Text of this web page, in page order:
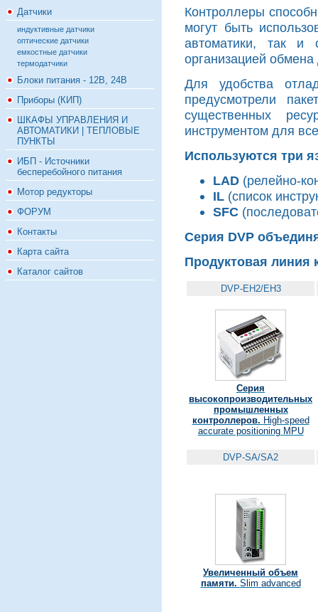
Датчики
индуктивные датчики
оптические датчики
емкостные датчики
термодатчики
Блоки питания - 12В, 24В
Приборы (КИП)
ШКАФЫ УПРАВЛЕНИЯ И
АВТОМАТИКИ | ТЕПЛОВЫЕ
ПУНКТЫ
ИБП - Источники
бесперебойного питания
Мотор редукторы
ФОРУМ
Контакты
Карта сайта
Каталог сайтов
Контроллеры
могут быть
автоматики, так и
организацией
Для удобства
предусмотрели
существенных
инструментом для
Используются три
LAD (релейно-
IL (список
SFC
Серия DVP
Продуктовая линия
DVP-EH2/EH3
Серия
высокопроизводительных
промышленных
контроллеров. High-speed
accurate positioning MPU
DVP-SA/SA2
Увеличенный объем
памяти. Slim advanced